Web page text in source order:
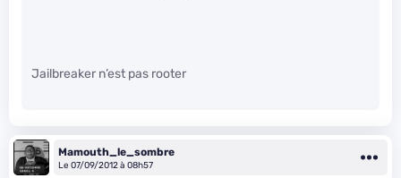
Jailbreaker n’est pas rooter
Mamouth_le_sombre
Le 07/09/2012 à 08h57